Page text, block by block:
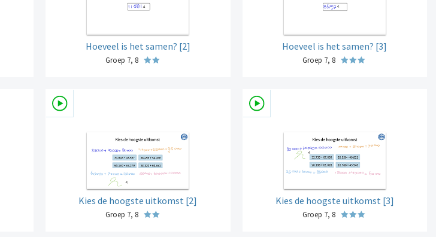
Hoeveel is het samen? [2]
Groep 7, 8
Hoeveel is het samen? [3]
Groep 7, 8
Kies de hoogste uitkomst [2]
Groep 7, 8
Kies de hoogste uitkomst [3]
Groep 7, 8